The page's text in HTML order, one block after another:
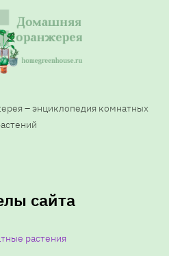
– энциклопедия комнатных
сайта
растения